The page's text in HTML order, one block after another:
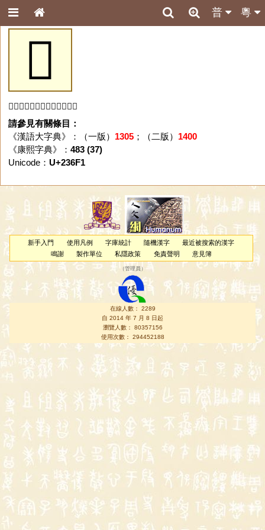
粵
普
𣛱
「𣛱」字未收錄於本資料庫。
請參見有關條目：
《漢語大字典》：（一版） 1305；（二版） 1400
《康熙字典》： 483 (37)
Unicode： U+236F1
新手入門 使用凡例 字庫統計 隨機漢字
最近被搜索的漢字
鳴謝
製作單位 私隱政策 免責聲明 意見簿
（管理員 ）
在線人數： 2289
自 2014 年 7 月 8 日起
瀏覽人數： 80357156
使用次數： 294452188